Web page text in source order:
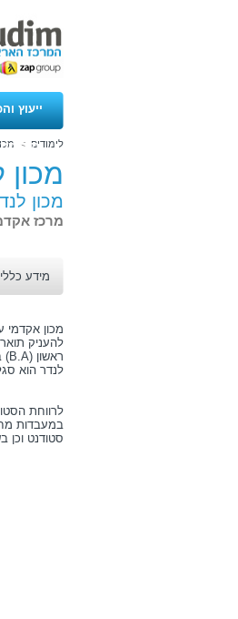
ייעוץ
ימיםלימודים >
מכון
מכון
מרכז
מידע כללי
מכון
לנדר הוא
לרווחת
במעבדות
סטודנט וכן